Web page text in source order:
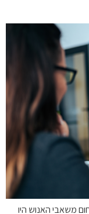
משאבי האנוש היו